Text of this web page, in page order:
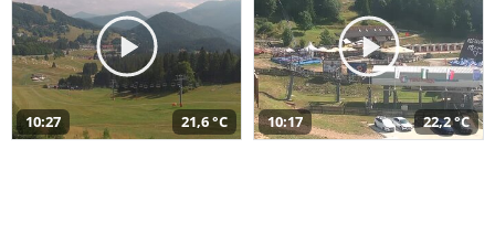
10:27 21,6 °C 10:17 22,2 °C